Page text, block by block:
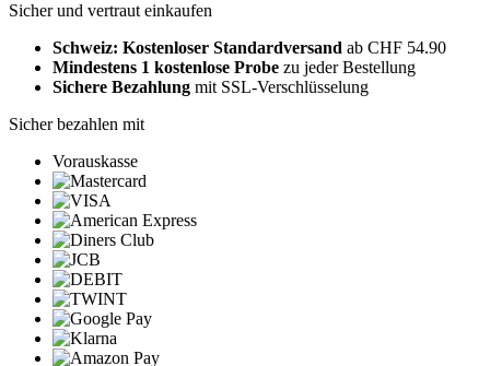
Sicher und vertraut einkaufen
Schweiz: Kostenloser Standardversand ab CHF 54.90
Mindestens 1 kostenlose Probe zu jeder Bestellung
Sichere Bezahlung mit SSL-Verschlüsselung
Sicher bezahlen mit
Vorauskasse